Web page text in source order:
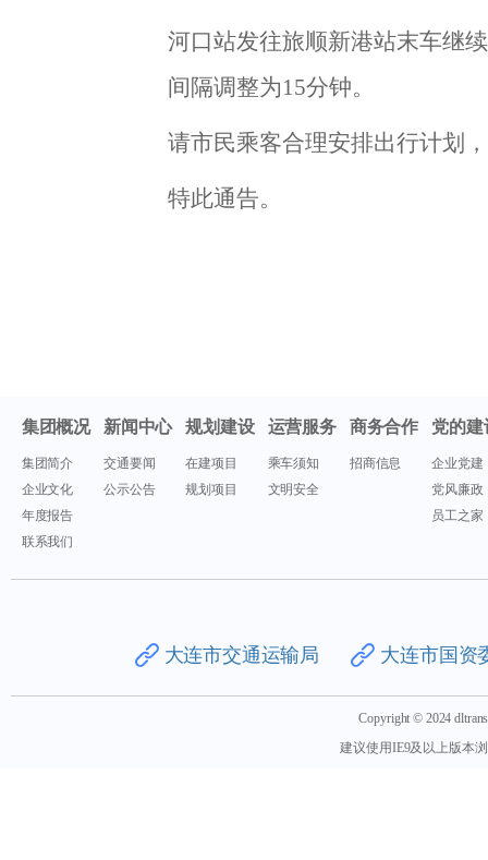
河口站发往旅顺新港站末车继
间隔调整为15分钟。
请市民乘客合理安排出行计划
特此通告。
集团概况
集团简介
企业文化
年度报告
联系我们
新闻中心
交通要闻
公示公告
规划建设
在建项目
规划项目
运营服务
乘车须知
文明安全
商务合作
招商信息
党的建
企业党建
党风廉政
员工之家
大连市交通运输局 大连市国
Copyright © 2024
建议使用IE9及以上版本